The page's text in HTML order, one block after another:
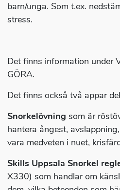
barn/unga. Som t.ex.
stress.
Det finns information under
GÖRA.
Det finns också två appar
Snorkelövning som är
hantera ångest,
vara medveten i nuet,
Skills Uppsala Snorkel
X330) som handlar om